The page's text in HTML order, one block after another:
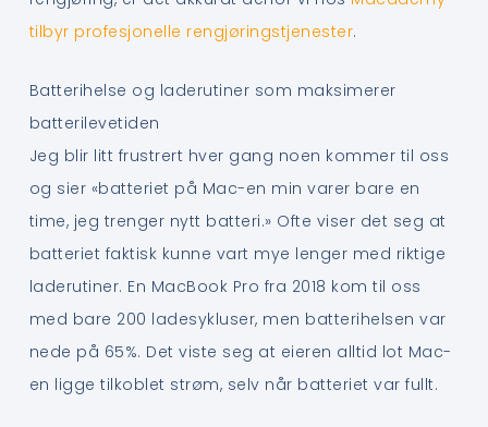
tilbyr profesjonelle rengjøringstjenester.
Batterihelse og laderutiner som maksimerer
batterilevetiden
Jeg blir litt frustrert hver gang noen kommer til oss
og sier «batteriet på Mac-en min varer bare en
time, jeg trenger nytt batteri.» Ofte viser det seg at
batteriet faktisk kunne vart mye lenger med riktige
laderutiner. En MacBook Pro fra 2018 kom til oss
med bare 200 ladesykluser, men batterihelsen var
nede på 65%. Det viste seg at eieren alltid lot Mac-
en ligge tilkoblet strøm, selv når batteriet var fullt.